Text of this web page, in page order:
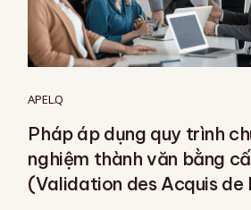
APEL.Q
Pháp áp dụng quy trình
nghiệm thành văn bằng
(Validation des Acquis de